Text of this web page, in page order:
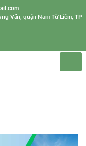
Văn, quận Nam Từ Liêm, TP